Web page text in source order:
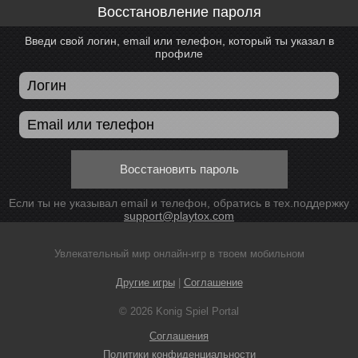
Восстановление пароля
Введи свой логин, email или телефон, который ты указал в
профиле
Восстановить пароль
Если ты не указывал email и телефон, обратись в тех.поддержку
support@playtox.com
Увлекательный мир онлайн-игр в твоем мобильном
Другие игры| Соглашение
© 2026 Konig Spiel Portal
Соглашения
Политики конфиденциальности